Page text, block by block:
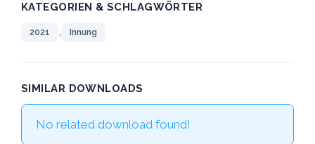
KATEGORIEN & SCHLAGWÖRTER
2021 , Innung
SIMILAR DOWNLOADS
No related download found!